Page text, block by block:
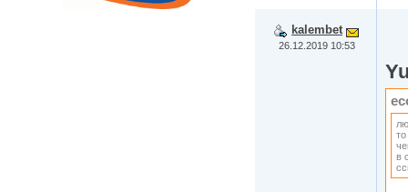
kalembet
26.12.2019 10:53
то
в